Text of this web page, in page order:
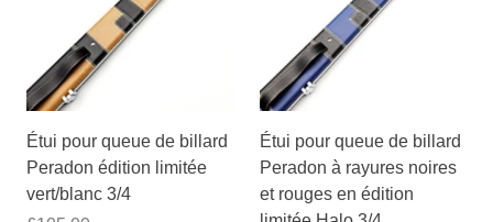
Étui pour queue de billard
Peradon édition limitée
vert/blanc 3/4
Étui pour queue de billard
Peradon à rayures noires
et rouges en édition